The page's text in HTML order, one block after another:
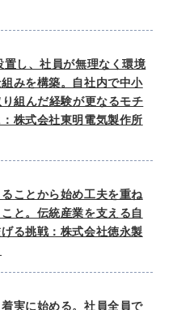
し、社員が無理なく環境
みを構築。自社内で中小
組んだ経験が更なるモチ
株式会社東明電気製作所
ことから始め工夫を重ね
と。伝統産業を支える自
る挑戦：株式会社徳永製
着実に始める。社員全員で